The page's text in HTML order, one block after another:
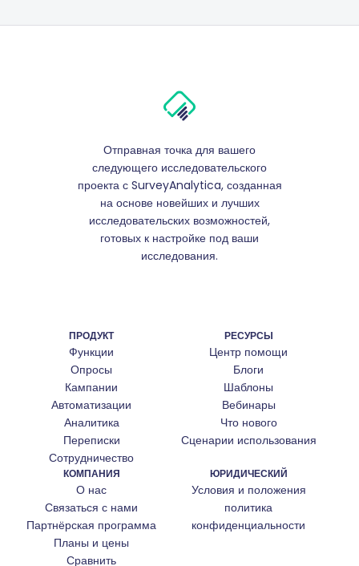
Отправная точка для вашего
следующего исследовательского
проекта с SurveyAnalytica, созданная
на основе новейших и лучших
исследовательских возможностей,
готовых к настройке под ваши
исследования.
ПРОДУКТ
Функции
Опросы
Кампании
Автоматизации
Аналитика
Переписки
Сотрудничество
РЕСУРСЫ
Центр помощи
Блоги
Шаблоны
Вебинары
Что нового
Сценарии использования
КОМПАНИЯ
О нас
Связаться с нами
Партнёрская программа
Планы и цены
Сравнить
ЮРИДИЧЕСКИЙ
Условия и положения
политика
конфиденциальности